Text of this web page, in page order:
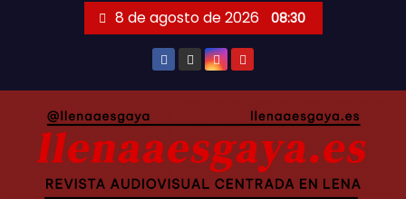
8 de agosto de 2026 08:30